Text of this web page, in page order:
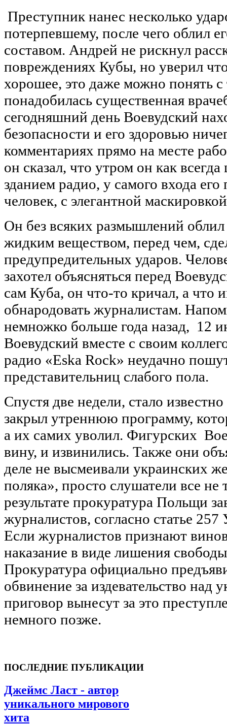
Преступник нанес несколько
потерпевшему, после чего облил
составом. Андрей не рискнул
повреждениях Кубы, но уверил
хорошее, это даже можно понять с
понадобилась существенная
сегодняшний день Воевудский
безопасности и его здоровью
комментариях прямо на месте
он сказал, что утром он как
зданием радио, у самого входа
человек, с элегантной
Он без всяких размышлений
жидким веществом, перед чем,
предупредительных ударов.
захотел объясняться перед
сам Куба, он что-то кричал, а что
обнародовать журналистам.
немножко больше года назад, 12
Воевудский вместе с своим
радио «Eska Rock» неудачно
представительниц слабого пола.
Спустя две недели, стало
закрыл утреннюю программу,
а их самих уволил. Фигурских
вину, и извинились. Также они
деле не высмеивали украинских
поляка», просто слушатели все не
результате прокуратура Польщи
журналистов, согласно статье 257
Если журналистов признают
наказание в виде лишения
Прокуратура официально
обвинение за издевательство над
приговор вынесут за это
немного позже.
ПОСЛЕДНИЕ ПУБЛИКАЦИИ
Джеймс Ласт - автор
уникального мирового
хита